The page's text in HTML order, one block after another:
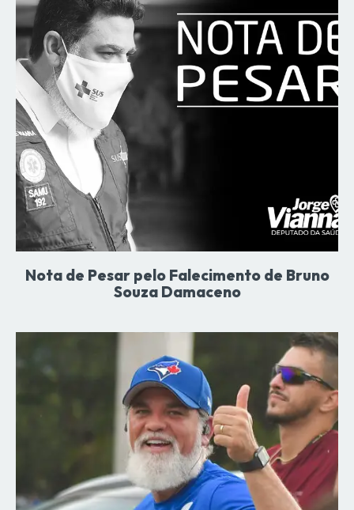
Nota de Pesar pelo Falecimento de Bruno
Souza Damaceno